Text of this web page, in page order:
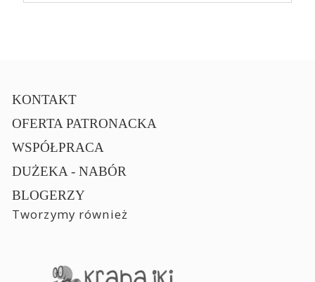
KONTAKT
OFERTA PATRONACKA
WSPÓŁPRACA
DUŻEKA - NABÓR
BLOGERZY
Tworzymy również